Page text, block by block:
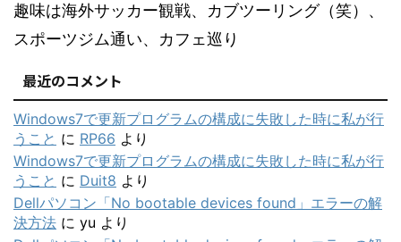
趣味は海外サッカー観戦、カブツーリング（笑）、
スポーツジム通い、カフェ巡り
最近のコメント
Windows7で更新プログラムの構成に失敗した時に私が行
うこと に RP66 より
Windows7で更新プログラムの構成に失敗した時に私が行
うこと に Duit8 より
Dellパソコン「No bootable devices found」エラーの解
決方法 に yu より